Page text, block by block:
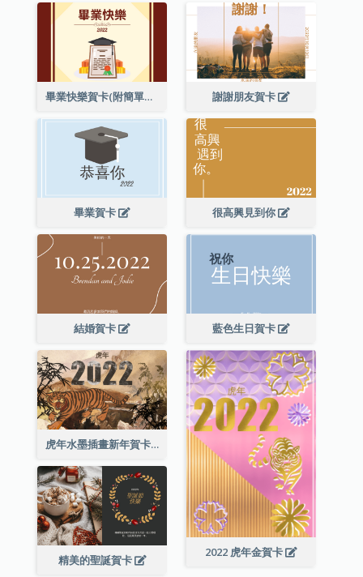
畢業快樂賀卡(附簡單配圖) 謝謝朋友賀卡
畢業賀卡 很高興見到你
結婚賀卡 藍色生日賀卡
虎年水墨插畫新年賀卡
2022 虎年金賀卡
精美的聖誕賀卡